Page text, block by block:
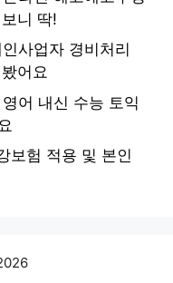
니 딱!
사업자 경비처리
어요
어 내신 수능 토익
보험 적용 및 본인